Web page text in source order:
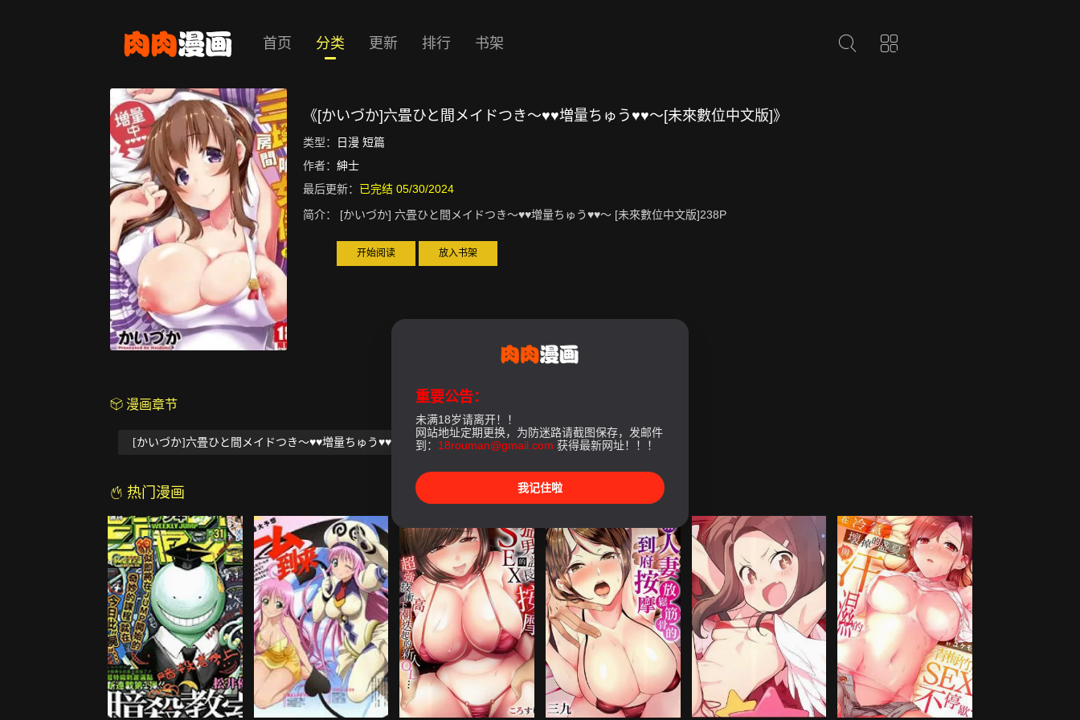
首页 分类 更新 排行 书架
《[かいづか]六畳ひと間メイドつき～♥♥増量ちゅう♥♥～[未來數位中文版]》
类型： 日漫 短篇
作者： 紳士
最后更新： 已完结 05/30/2024
简介：
[かいづか] 六畳ひと間メイドつき～♥♥増量ちゅう♥♥～ [未來數位中文版]238P
开始阅读 放入书架
漫画章节
[かいづか]六畳ひと間メイドつき～♥♥増量ちゅう♥♥～[未來數位中文版]
热门漫画
重要公告：
未满18岁请离开！！
网站地址定期更换，为防迷路请截图保存，发邮件
到： 18rouman@gmail.com 获得最新网址！！！
我记住啦